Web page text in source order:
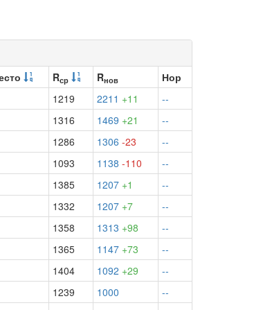
Rср Rнов
Нор
1219 2211 +11
--
1316 1469 +21
--
1286 1306 -23
--
1093 1138 -110
--
1385 1207 +1
--
1332 1207 +7
--
1358 1313 +98
--
1365 1147 +73
--
1404 1092 +29
--
1239 1000
--